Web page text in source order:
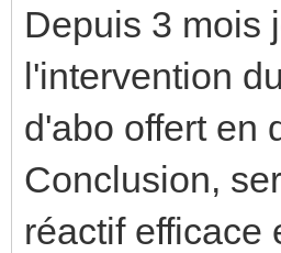
Depuis 3 mois
l'intervention
d'abo offert en
Conclusion,
réactif